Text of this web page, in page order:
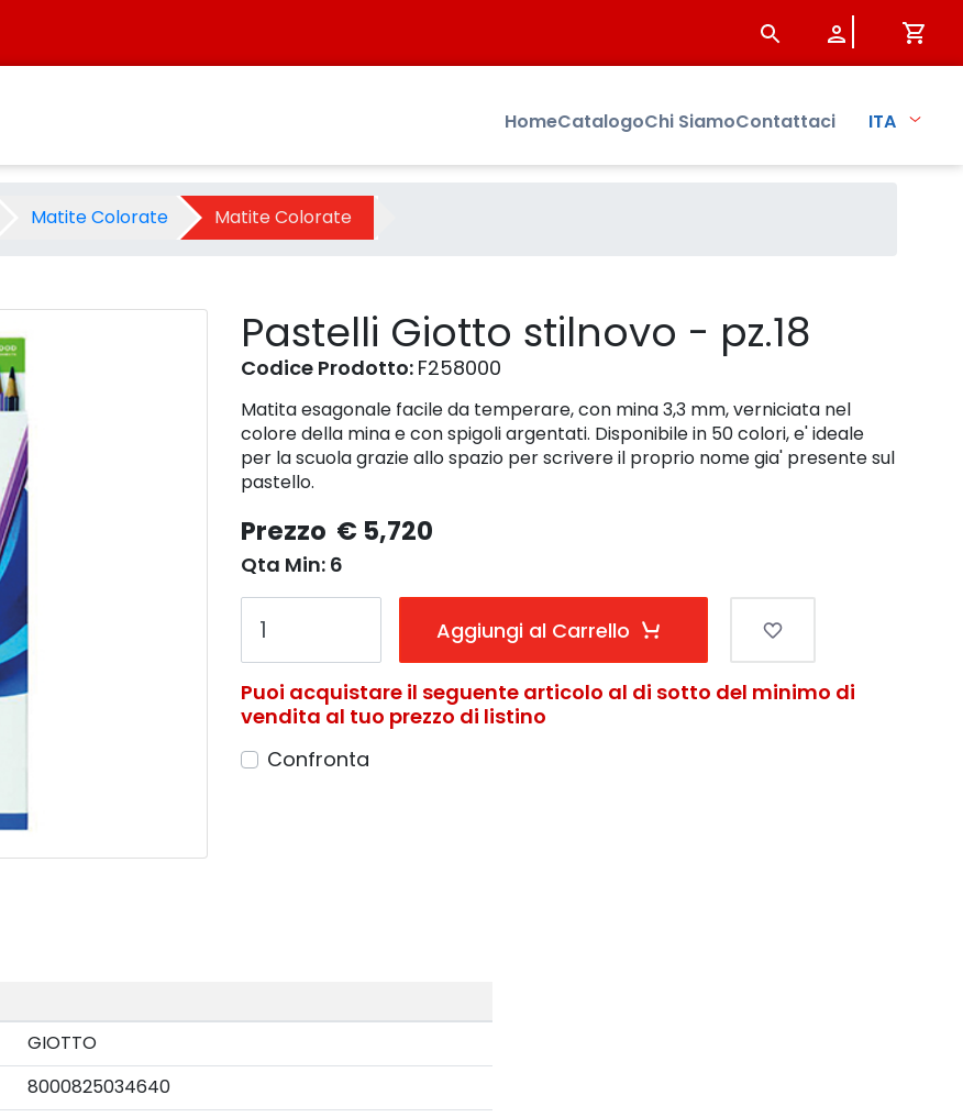
Prodotto - Sistersbo
HomeCatalogoChi SiamoContattaci ITA
Matite Colorate Matite Colorate
Pastelli Giotto stilnovo - pz.18
Codice Prodotto: F258000
Matita esagonale facile da temperare, con mina 3,3 mm, verniciata nel
colore della mina e con spigoli argentati. Disponibile in 50 colori, e' ideale
per la scuola grazie allo spazio per scrivere il proprio nome gia' presente sul
pastello.
Prezzo € 5,720
Qta Min: 6
Aggiungi al Carrello
Puoi acquistare il seguente articolo al di sotto del minimo di
vendita al tuo prezzo di listino
Confronta
GIOTTO
8000825034640